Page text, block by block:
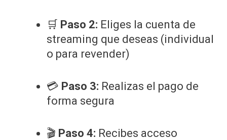
🛒 Paso 2: Eliges la cuenta de
streaming que deseas (individual
o para revender)
💳 Paso 3: Realizas el pago de
forma segura
🎬 Paso 4: Recibes acceso